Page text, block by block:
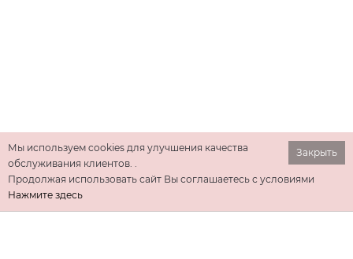
Закрыть
Мы используем cookies для улучшения качества
обслуживания клиентов. .
Продолжая использовать сайт Вы соглашаетесь с условиями
Нажмите здесь